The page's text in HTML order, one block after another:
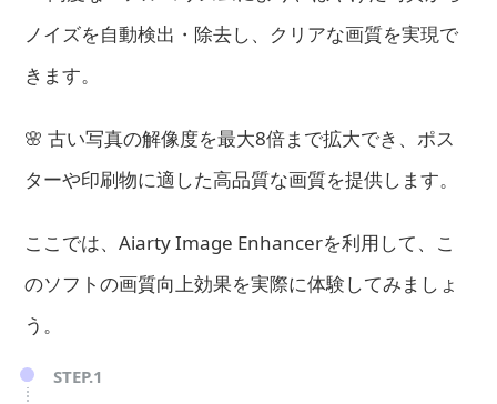
ノイズを自動検出・除去し、クリアな画質を実現で
きます。
🌸 古い写真の解像度を最大8倍まで拡大でき、ポス
ターや印刷物に適した高品質な画質を提供します。
ここでは、Aiarty Image Enhancerを利用して、こ
のソフトの画質向上効果を実際に体験してみましょ
う。
STEP.1